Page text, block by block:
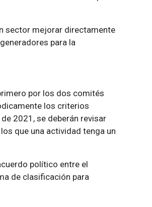
sector mejorar directamente
para la
por los dos comités
los criterios
2021, se deberán revisar
que una actividad tenga un
político entre el
de clasificación para